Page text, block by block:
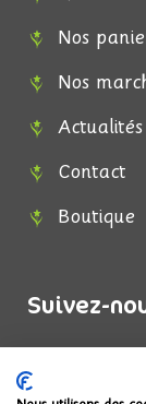
Nos
Nos
Actualités
Contact
Boutique
Suivez-
F
I